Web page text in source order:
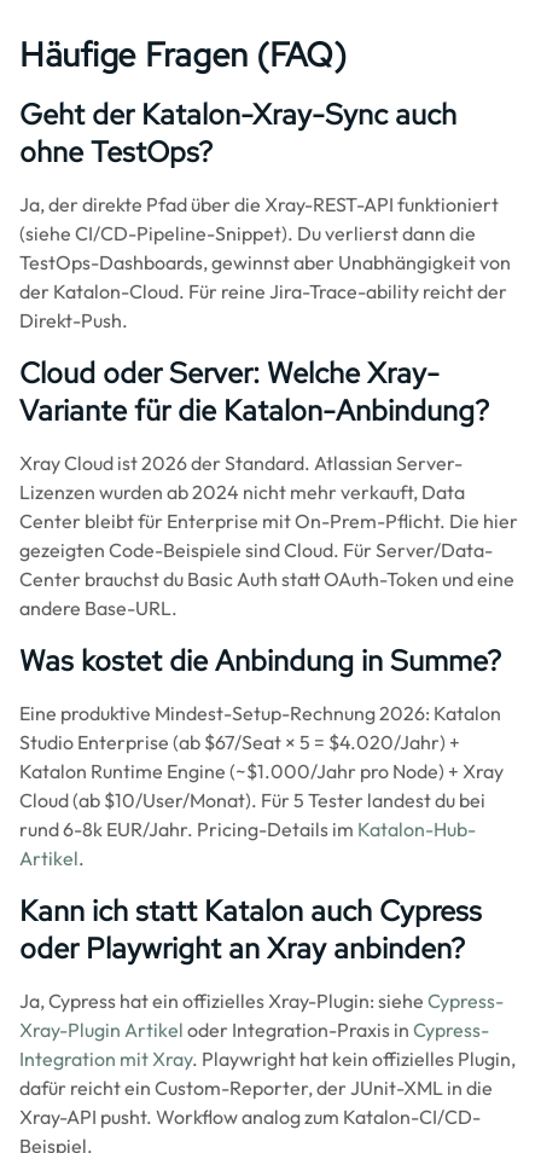
Häufige Fragen (FAQ)
Geht der Katalon-Xray-Sync auch
ohne TestOps?
Ja, der direkte Pfad über die Xray-REST-API funktioniert
(siehe CI/CD-Pipeline-Snippet). Du verlierst dann die
TestOps-Dashboards, gewinnst aber Unabhängigkeit von
der Katalon-Cloud. Für reine Jira-Trace-ability reicht der
Direkt-Push.
Cloud oder Server: Welche Xray-
Variante für die Katalon-Anbindung?
Xray Cloud ist 2026 der Standard. Atlassian Server-
Lizenzen wurden ab 2024 nicht mehr verkauft, Data
Center bleibt für Enterprise mit On-Prem-Pflicht. Die hier
gezeigten Code-Beispiele sind Cloud. Für Server/Data-
Center brauchst du Basic Auth statt OAuth-Token und eine
andere Base-URL.
Was kostet die Anbindung in Summe?
Eine produktive Mindest-Setup-Rechnung 2026: Katalon
Studio Enterprise (ab $67/Seat × 5 = $4.020/Jahr) +
Katalon Runtime Engine (~$1.000/Jahr pro Node) + Xray
Cloud (ab $10/User/Monat). Für 5 Tester landest du bei
rund 6-8k EUR/Jahr. Pricing-Details im Katalon-Hub-
Artikel.
Kann ich statt Katalon auch Cypress
oder Playwright an Xray anbinden?
Ja, Cypress hat ein offizielles Xray-Plugin: siehe Cypress-
Xray-Plugin Artikel oder Integration-Praxis in Cypress-
Integration mit Xray. Playwright hat kein offizielles Plugin,
dafür reicht ein Custom-Reporter, der JUnit-XML in die
Xray-API pusht. Workflow analog zum Katalon-CI/CD-
Beispiel.